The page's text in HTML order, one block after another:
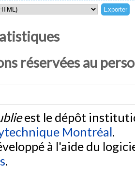
réservées au
est le dépôt
Montréal.
à l'aide du
.